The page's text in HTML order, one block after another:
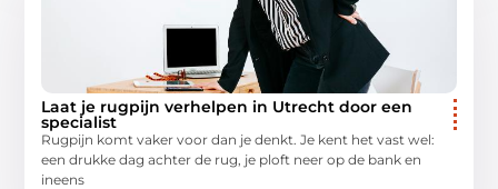
Laat je rugpijn verhelpen in Utrecht door een
specialist
Rugpijn komt vaker voor dan je denkt. Je kent het vast wel:
een drukke dag achter de rug, je ploft neer op de bank en
ineens